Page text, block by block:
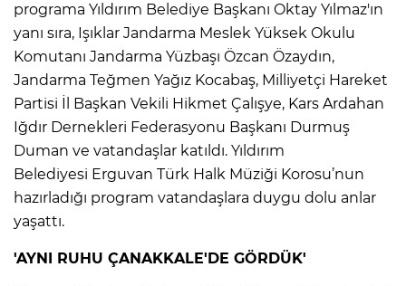
programa Yıldırım Belediye Başkanı Oktay Yılmaz'ın
yanı sıra, Işıklar Jandarma Meslek Yüksek Okulu
Komutanı Jandarma Yüzbaşı Özcan Özaydın,
Jandarma Teğmen Yağız Kocabaş, Milliyetçi Hareket
Partisi İl Başkan Vekili Hikmet Çalışye, Kars Ardahan
Iğdır Dernekleri Federasyonu Başkanı Durmuş
Duman ve vatandaşlar katıldı. Yıldırım
Belediyesi Erguvan Türk Halk Müziği Korosu’nun
hazırladığı program vatandaşlara duygu dolu anlar
yaşattı.
'AYNI RUHU ÇANAKKALE'DE GÖRDÜK'